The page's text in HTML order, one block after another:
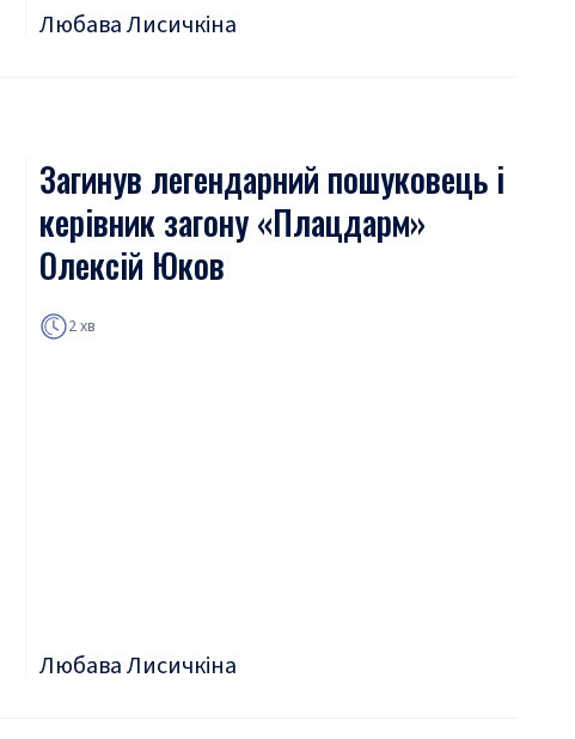
Любава Лисичкіна
Загинув легендарний пошуковець і
керівник загону «Плацдарм»
Олексій Юков
2 хв
Любава Лисичкіна